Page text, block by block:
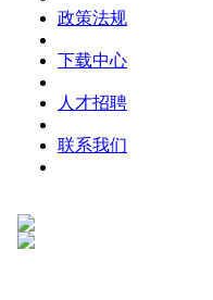
政策法规
下载中心
人才招聘
联系我们